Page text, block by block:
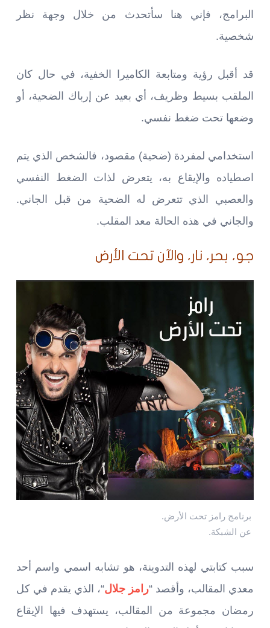
البرامج، فإني هنا سأتحدث من خلال وجهة نظر
شخصية.
قد أقبل رؤية ومتابعة الكاميرا الخفية، في حال كان
الملقب بسيط وظريف، أي بعيد عن إرباك الضحية، أو
وضعها تحت ضغط نفسي.
استخدامي لمفردة (ضحية) مقصود، فالشخص الذي يتم
اصطياده والإيقاع به، يتعرض لذات الضغط النفسي
والعصبي الذي تتعرض له الضحية من قبل الجاني.
والجاني في هذه الحالة معد المقلب.
جو، بحر، نار، والآن تحت الأرض
برنامج رامز تحت الأرض.
عن الشبكة.
سبب كتابتي لهذه التدوينة، هو تشابه اسمي واسم أحد
معدي المقالب، وأقصد “رامز جلال“، الذي يقدم في كل
رمضان مجموعة من المقالب، يستهدف فيها الإيقاع